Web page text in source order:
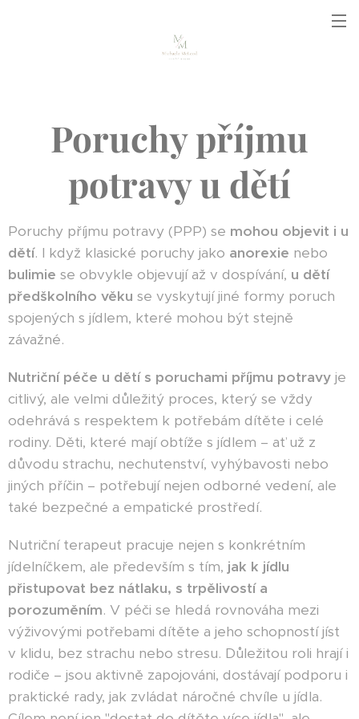
Poruchy příjmu
potravy u dětí
Poruchy příjmu potravy (PPP) se mohou objevit i u
dětí. I když klasické poruchy jako anorexie nebo
bulimie se obvykle objevují až v dospívání, u dětí
předškolního věku se vyskytují jiné formy poruch
spojených s jídlem, které mohou být stejně
závažné.
Nutriční péče u dětí s poruchami příjmu potravy je
citlivý, ale velmi důležitý proces, který se vždy
odehrává s respektem k potřebám dítěte i celé
rodiny. Děti, které mají obtíže s jídlem – ať už z
důvodu strachu, nechutenství, vyhýbavosti nebo
jiných příčin – potřebují nejen odborné vedení, ale
také bezpečné a empatické prostředí.
Nutriční terapeut pracuje nejen s konkrétním
jídelníčkem, ale především s tím, jak k jídlu
přistupovat bez nátlaku, s trpělivostí a
porozuměním. V péči se hledá rovnováha mezi
výživovými potřebami dítěte a jeho schopností jíst
v klidu, bez strachu nebo stresu. Důležitou roli hrají i
rodiče – jsou aktivně zapojováni, dostávají podporu i
praktické rady, jak zvládat náročné chvíle u jídla.